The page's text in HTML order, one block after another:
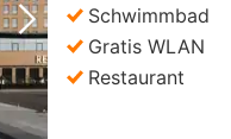
Nächstes Bild
Schwimmbad
Gratis WLAN
Restaurant